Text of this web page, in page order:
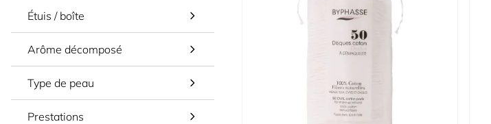
Étuis / boîte
Arôme décomposé
Type de peau
Prestations